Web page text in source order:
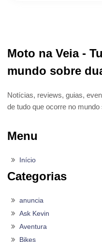
Moto na Veia -
mundo sobre
Notícias, reviews, guias,
de tudo que ocorre no
Menu
Início
Categorias
anuncia
Ask Kevin
Aventura
Bikes